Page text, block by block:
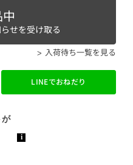
せを受け取る
入荷待ち一覧を見る
LINEでおねだり